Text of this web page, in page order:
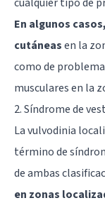
En algunos
cutáneasen la
como de
musculares en la
2. Síndrome de
La vulvodinia
término de
de ambas
en zonas